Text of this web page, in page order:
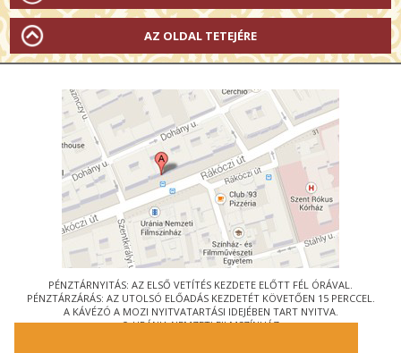
AZ OLDAL TETEJÉRE
PÉNZTÁRNYITÁS: AZ ELSŐ VETÍTÉS KEZDETE ELŐTT FÉL ÓRÁVAL.
PÉNZTÁRZÁRÁS: AZ UTOLSÓ ELŐADÁS KEZDETÉT KÖVETŐEN 15 PERCCEL.
A KÁVÉZÓ A MOZI NYITVATARTÁSI IDEJÉBEN TART NYITVA.
© URÁNIA NEMZETI FILMSZÍNHÁZ